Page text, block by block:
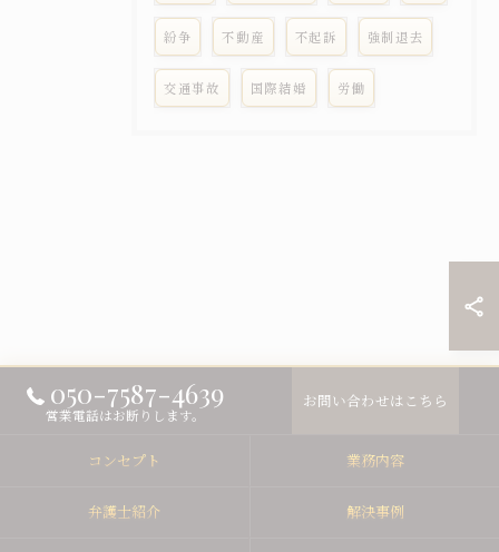
紛争 不動産 不起訴 強制退去
交通事故 国際結婚 労働
050-7587-4639
営業電話はお断りします。
お問い合わせはこちら
コンセプト 業務内容
弁護士紹介 解決事例